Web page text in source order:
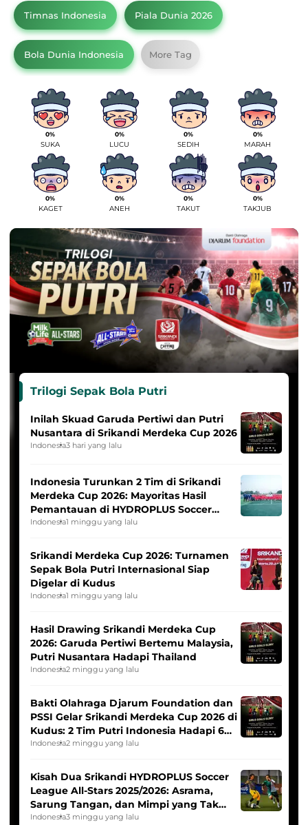
Timnas Indonesia Piala Dunia 2026
Bola Dunia Indonesia More Tag
0%
SUKA
0%
LUCU
0%
SEDIH
0%
MARAH
0%
KAGET
0%
ANEH
0%
TAKUT
0%
TAKJUB
Trilogi Sepak Bola Putri
Inilah Skuad Garuda Pertiwi dan Putri
Nusantara di Srikandi Merdeka Cup 2026
Indonesia3 hari yang lalu
Indonesia Turunkan 2 Tim di Srikandi
Merdeka Cup 2026: Mayoritas Hasil
Pemantauan di HYDROPLUS Soccer
League
Indonesia1 minggu yang lalu
Srikandi Merdeka Cup 2026: Turnamen
Sepak Bola Putri Internasional Siap
Digelar di Kudus
Indonesia1 minggu yang lalu
Hasil Drawing Srikandi Merdeka Cup
2026: Garuda Pertiwi Bertemu Malaysia,
Putri Nusantara Hadapi Thailand
Indonesia2 minggu yang lalu
Bakti Olahraga Djarum Foundation dan
PSSI Gelar Srikandi Merdeka Cup 2026 di
Kudus: 2 Tim Putri Indonesia Hadapi 6
Tim Asia
Indonesia2 minggu yang lalu
Kisah Dua Srikandi HYDROPLUS Soccer
League All-Stars 2025/2026: Asrama,
Sarung Tangan, dan Mimpi yang Tak
Pernah Padam
Indonesia3 minggu yang lalu